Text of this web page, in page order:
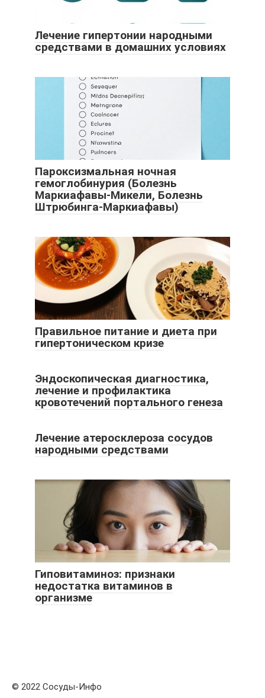
Лечение гипертонии народными
средствами в домашних условиях
Пароксизмальная ночная
гемоглобинурия (Болезнь
Маркиафавы-Микели, Болезнь
Штрюбинга-Маркиафавы)
Правильное питание и диета при
гипертоническом кризе
Эндоскопическая диагностика,
лечение и профилактика
кровотечений портального генеза
Лечение атеросклероза сосудов
народными средствами
Гиповитаминоз: признаки
недостатка витаминов в
организме
© 2022 Сосуды-Инфо